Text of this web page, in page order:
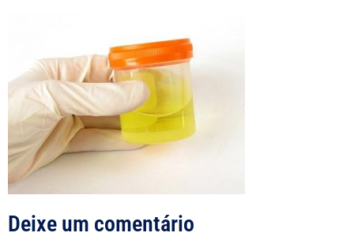
Deixe um comentário